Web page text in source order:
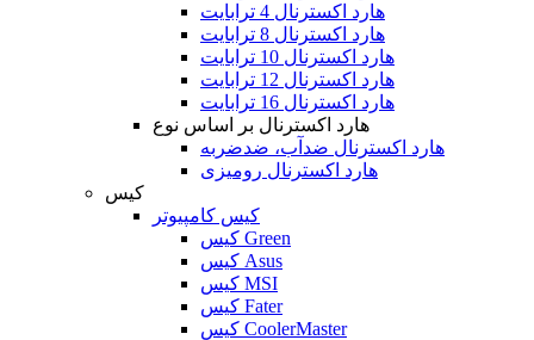
هارد اکسترنال 4 ترابایت
هارد اکسترنال 8 ترابایت
هارد اکسترنال 10 ترابایت
هارد اکسترنال 12 ترابایت
هارد اکسترنال 16 ترابایت
هارد اکسترنال بر اساس نوع
هارد اکسترنال ضدآب، ضدضربه
هارد اکسترنال رومیزی
کیس
کیس کامپیوتر
کیس Green
کیس Asus
کیس MSI
کیس Fater
کیس CoolerMaster